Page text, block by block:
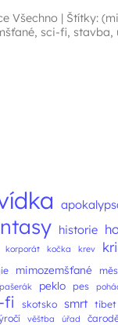
Všechno | Štítky:
, sci-fi, stavba,
historie
korporát kočka krev
mimozemšťané
pašerák peklo pes
fi skotsko smrt tibet
věštba úřad